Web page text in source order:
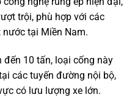
trội, phù hợp với các
tại Miền Nam.
10 tấn, loại cống này
các tuyến đường nội bộ,
có lưu lượng xe lớn.